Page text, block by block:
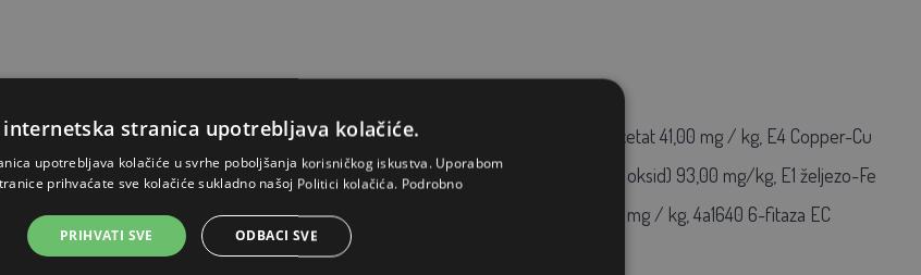
/ kg, E671 Vitamin D3 2997,00 IU / kg, 3a700 Vitamin E / all-rac-alpha-tocopherol acetat 41,00 mg / kg, E4 Copper-Cu
mg / kg, 20. Zn (cink sulfat monohidrat) 73,00 mg/kg, E5 mangan-Mn (manganov oksid) 93,00 mg/kg, E1 željezo-Fe
mg/kg, E8 selen (natrijev selenit, natrij selenit, 50 mg2) Jod-I (kalijev jodid) 1,00 mg / kg, 4a1640 6-fitaza EC
1,4-beta-ksilanaza EC 3.2.1.8 1600,00 U / kg.
internetska stranica upotrebljava kolačiće.
upotrebljava kolačiće u svrhe poboljšanja korisničkog iskustva. Uporabom
prihvaćate sve kolačiće sukladno našoj Politici kolačića. Podrobno
PRIHVATI SVE ODBACI SVE